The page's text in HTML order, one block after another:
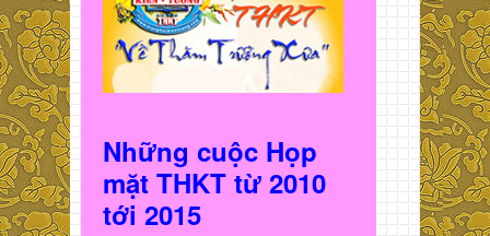
Những cuộc Họp
mặt THKT từ 2010
tới 2015